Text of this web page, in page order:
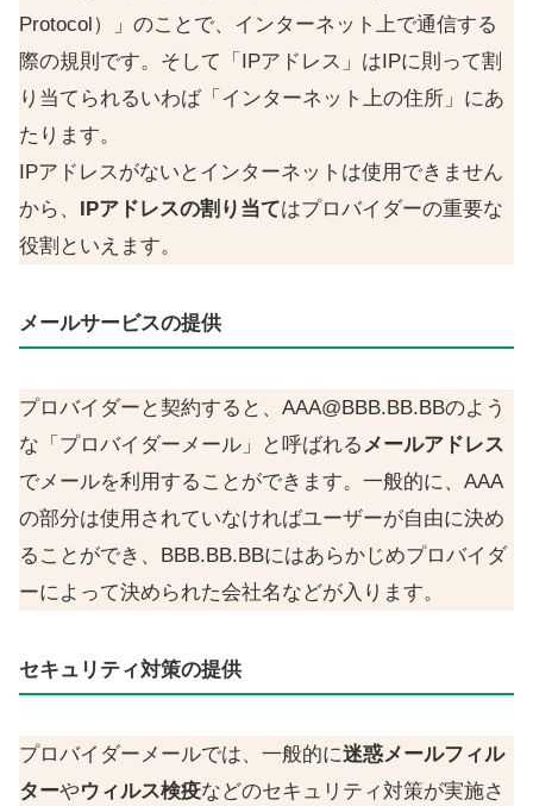
Protocol）」のことで、インターネット上で通信する
際の規則です。そして「IPアドレス」はIPに則って割
り当てられるいわば「インターネット上の住所」にあ
たります。
IPアドレスがないとインターネットは使用できません
から、 IPアドレスの割り当てはプロバイダーの重要な
役割といえます。
メールサービスの提供
プロバイダーと契約すると、AAA@BBB.BB.BBのよう
な「プロバイダーメール」と呼ばれるメールアドレス
でメールを利用することができます。一般的に、AAA
の部分は使用されていなければユーザーが自由に決め
ることができ、BBB.BB.BBにはあらかじめプロバイダ
ーによって決められた会社名などが入ります。
セキュリティ対策の提供
プロバイダーメールでは、一般的に迷惑メールフィル
ターやウィルス検疫などのセキュリティ対策が実施さ